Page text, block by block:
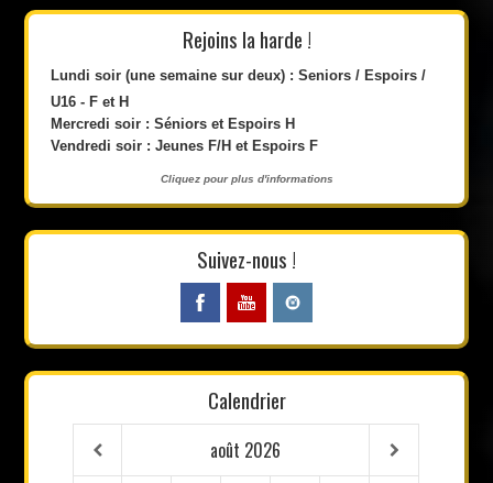
Rejoins la harde !
Lundi soir (une semaine sur deux) : Seniors / Espoirs /
U16 - F et H
Mercredi soir : Séniors et Espoirs H
Vendredi soir : Jeunes F/H et Espoirs F
Cliquez pour plus d'informations
Suivez-nous !
Calendrier
août 2026